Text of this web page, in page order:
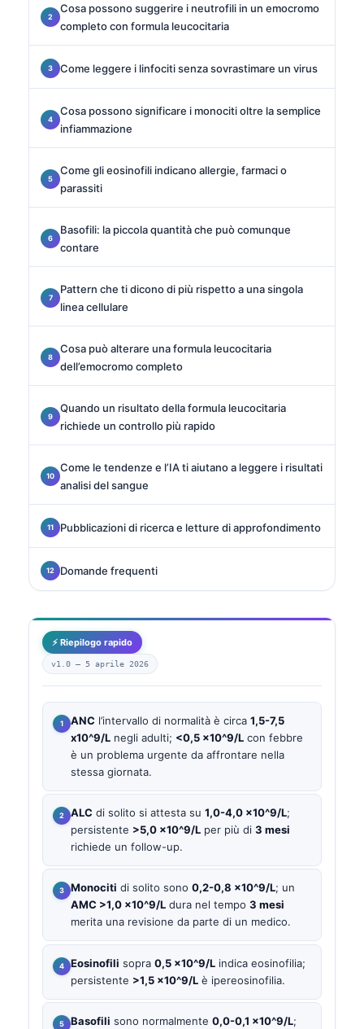
Cosa possono suggerire i neutrofili in un emocromo
completo con formula leucocitaria
Come leggere i linfociti senza sovrastimare un virus
Cosa possono significare i monociti oltre la semplice
infiammazione
Come gli eosinofili indicano allergie, farmaci o
parassiti
Basofili: la piccola quantità che può comunque
contare
Pattern che ti dicono di più rispetto a una singola
linea cellulare
Cosa può alterare una formula leucocitaria
dell’emocromo completo
Quando un risultato della formula leucocitaria
richiede un controllo più rapido
Come le tendenze e l’IA ti aiutano a leggere i risultati
analisi del sangue
Pubblicazioni di ricerca e letture di approfondimento
Domande frequenti
⚡ Riepilogo rapido
v1.0 — 5 aprile 2026
ANC l’intervallo di normalità è circa 1,5-7,5
x10^9/L negli adulti; <0,5 x10^9/L con febbre
è un problema urgente da affrontare nella
stessa giornata.
ALC di solito si attesta su 1,0-4,0 x10^9/L;
persistente >5,0 x10^9/L per più di 3 mesi
richiede un follow-up.
Monociti di solito sono 0,2-0,8 x10^9/L; un
AMC >1,0 x10^9/L dura nel tempo 3 mesi
merita una revisione da parte di un medico.
Eosinofili sopra 0,5 x10^9/L indica eosinofilia;
persistente >1,5 x10^9/L è ipereosinofilia.
Basofili sono normalmente 0,0-0,1 x10^9/L;